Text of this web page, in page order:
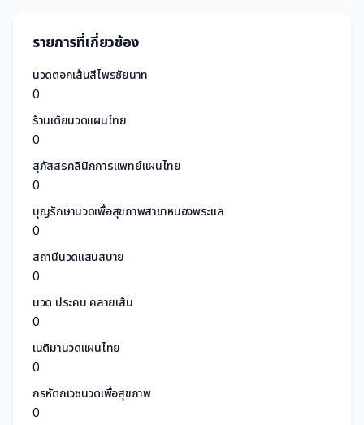
รายการที่เกี่ยวข้อง
นวดตอกเส้นสีไพรชัยนาท
0
ร้านเต้ยนวดแผนไทย
0
สุภัสสรคลินิกการแพทย์แผนไทย
0
บุญรักษานวดเพื่อสุขภาพสาขาหนองพระแล
0
สถานีนวดแสนสบาย
0
นวด ประคบ คลายเส้น
0
เนติมานวดแผนไทย
0
กรหัตถเวชนวดเพื่อสุขภาพ
0